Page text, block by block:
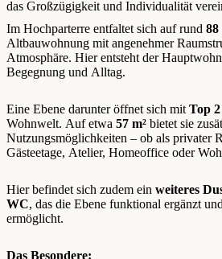
das Großzügigkeit und Individualität
Im Hochparterre entfaltet sich auf rund 88
Altbauwohnung mit angenehmer
Atmosphäre. Hier entsteht der
Begegnung und Alltag.
Eine Ebene darunter öffnet sich mit Top
Wohnwelt. Auf etwa 57 m² bietet sie
Nutzungsmöglichkeiten – ob als privater
Gästeetage, Atelier, Homeoffice oder
Hier befindet sich zudem ein weiteres
WC, das die Ebene funktional ergänzt
ermöglicht.
Das Besondere: